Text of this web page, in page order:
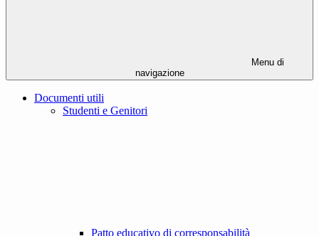
Menu di
navigazione
Documenti utili
Studenti e Genitori
Patto educativo di corresponsabilità